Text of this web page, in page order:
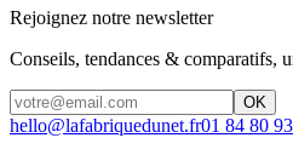
Rejoignez notre newsletter
Conseils, tendances & comparatifs,
OK
hello@lafabriquedunet.fr01 84 80